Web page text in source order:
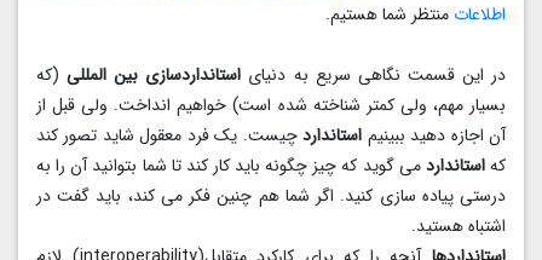
اطلاعاتمنتظر شما هستیم.
در این قسمت نگاهی سریع به دنیای استانداردسازی بین المللی(که
بسیار مهم، ولی کمتر شناخته شده است) خواهیم انداخت. ولی قبل از
آن اجازه دهید ببینیماستانداردچیست. یک فرد معقول شاید تصور کند
کهاستانداردمی گوید که چیز چگونه باید کار کند تا شما بتوانید آن را به
درستی پیاده سازی کنید. اگر شما هم چنین فکر می کند، باید گفت در
اشتباه هستید.